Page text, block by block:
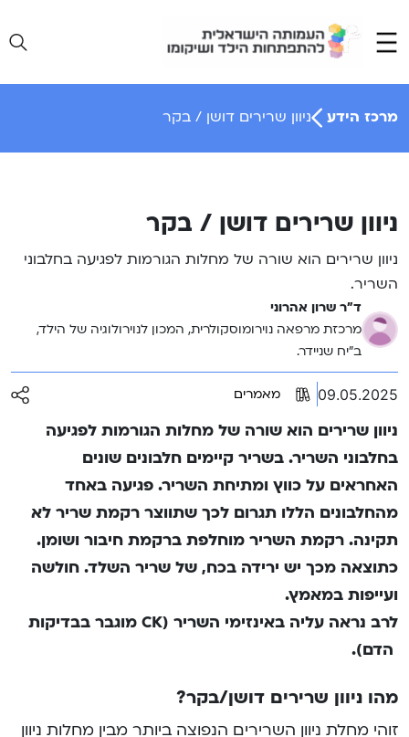
content
מרכז הידע ניוון שרירים דושן / בקר
ניוון שרירים דושן / בקר
ניוון שרירים הוא שורה של מחלות הגורמות לפגיעה בחלבוני
השריר.
ד"ר שרון אהרוני
מרכזת מרפאה נוירומוסקולרית, המכון לנוירולוגיה של הילד,
ב”יח שניידר.
09.05.2025 מאמרים
ניוון שרירים הוא שורה של מחלות הגורמות לפגיעה
בחלבוני השריר. בשריר קיימים חלבונים שונים
האחראים על כווץ ומתיחת השריר. פגיעה באחד
מהחלבונים הללו תגרום לכך שתווצר רקמת שריר לא
תקינה. רקמת השריר מוחלפת ברקמת חיבור ושומן.
כתוצאה מכך יש ירידה בכח, של שריר השלד. חולשה
ועייפות במאמץ.
לרב נראה עליה באינזימי השריר (CK מוגבר בבדיקות
הדם).
מהו ניוון שרירים דושן/בקר?
זוהי מחלת ניוון השרירים הנפוצה ביותר מבין מחלות ניוון